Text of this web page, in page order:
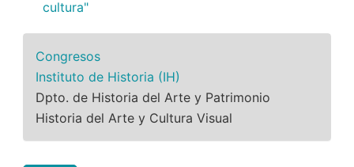
cultura"
Congresos
Instituto de Historia (IH)
Dpto. de Historia del Arte y Patrimonio
Historia del Arte y Cultura Visual